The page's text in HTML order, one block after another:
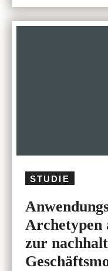
STUDIE
Archetypen
zur